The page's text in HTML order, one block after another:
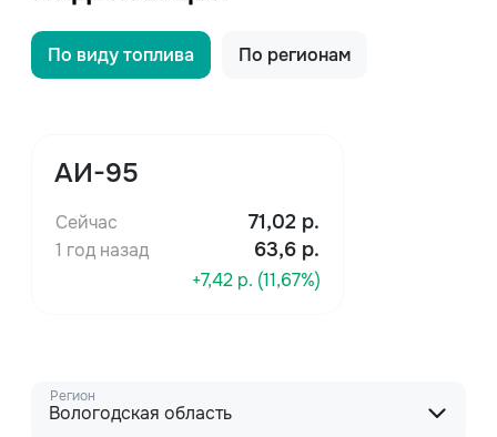
По виду топлива По регионам
Регион
Вологодская область
АИ-95
Сейчас 71,02 р.
1 год назад 63,6 р.
+7,42 р. (11,67%)